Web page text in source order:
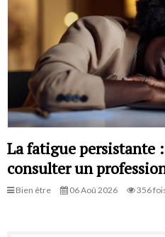
La fatigue persistante
consulter un
Bien être 06 Aoû 2026 356